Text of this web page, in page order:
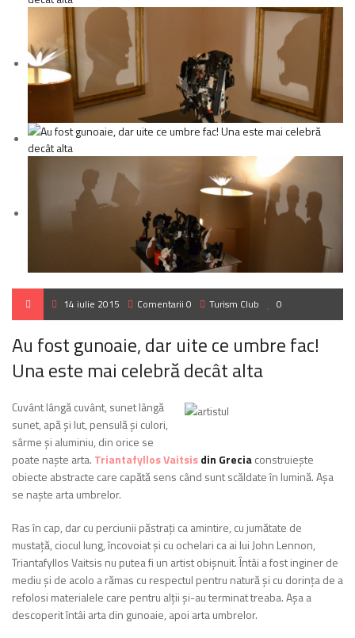
14 iulie 2015 Comentarii 0 Turism Club 0
Au fost gunoaie, dar uite ce umbre fac!
Una este mai celebră decât alta
Cuvânt lângă cuvânt, sunet lângă
sunet, apă și lut, pensulă și culori,
sârme și aluminiu, din orice se
poate naște arta. Triantafyllos Vaitsisdin Greciaconstruiește
obiecte abstracte care capătă sens când sunt scăldate în lumină. Așa
se naște arta umbrelor.
Ras în cap, dar cu perciunii păstrați ca amintire, cu jumătate de
mustață, ciocul lung, încovoiat și cu ochelari ca ai lui John Lennon,
Triantafyllos Vaitsis nu putea fi un artist obișnuit. Întâi a fost inginer de
mediu și de acolo a rămas cu respectul pentru natură și cu dorința de a
refolosi materialele care pentru alții și-au terminat treaba. Așa a
descoperit întâi arta din gunoaie, apoi arta umbrelor.